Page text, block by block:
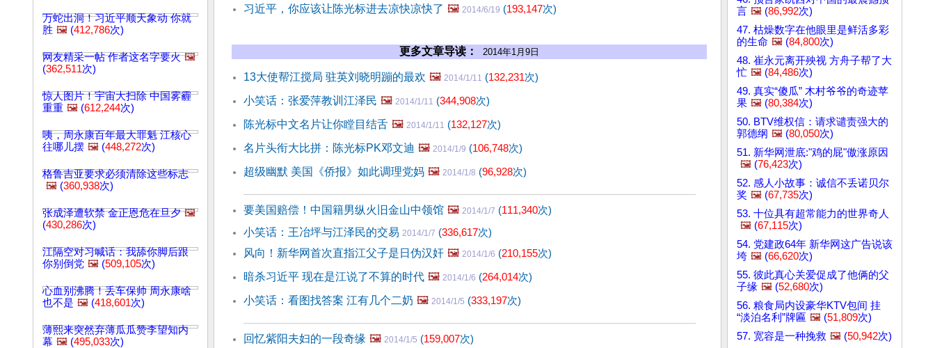
万蛇出洞！习近平顺天象动 你就
胜 🖼️ (412,786次)
网友精采一帖 作者这名字要火 🖼️
(362,511次)
惊人图片！宇宙大扫除 中国雾霾
重重 🖼️ (612,244次)
咦，周永康百年最大罪魁 江核心
往哪儿摆 🖼️ (448,272次)
格鲁吉亚要求必须清除这些标志
🖼️ (360,938次)
张成泽遭软禁 金正恩危在旦夕 🖼️
(430,286次)
江隔空对习喊话：我舔你脚后跟
你别倒党 🖼️ (509,105次)
心血别沸腾！丢车保帅 周永康啥
也不是 🖼️ (418,601次)
薄熙来突然弃薄瓜瓜赞李望知内
幕 🖼️ (495,033次)
习近平，你应该让陈光标进去凉快凉快了 🖼️ 2014/6/19 (193,147次)
更多文章导读： 2014年1月9日
13大使帮江搅局 驻英刘晓明蹦的最欢 🖼️ 2014/1/11 (132,231次)
小笑话：张爱萍教训江泽民 🖼️ 2014/1/11 (344,908次)
陈光标中文名片让你瞠目结舌 🖼️ 2014/1/11 (132,127次)
名片头衔大比拼：陈光标PK邓文迪 🖼️ 2014/1/9 (106,748次)
超级幽默 美国《侨报》如此调理党妈 🖼️ 2014/1/8 (96,928次)
要美国赔偿！中国籍男纵火旧金山中领馆 🖼️ 2014/1/7 (111,340次)
小笑话：王冶坪与江泽民的交易 2014/1/7 (336,617次)
风向！新华网首次直指江父子是日伪汉奸 🖼️ 2014/1/6 (210,155次)
暗杀习近平 现在是江说了不算的时代 🖼️ 2014/1/6 (264,014次)
小笑话：看图找答案 江有几个二奶 🖼️ 2014/1/5 (333,197次)
回忆紫阳夫妇的一段奇缘 🖼️ 2014/1/5 (159,007次)
言 🖼️ (86,992次)
47. 枯燥数字在他眼里是鲜活多彩
的生命 🖼️ (84,800次)
48. 崔永元离开殃视 方舟子帮了大
忙 🖼️ (84,486次)
49. 真实“傻瓜” 木村爷爷的奇迹苹
果 🖼️ (80,384次)
50. BTV维权信：请求谴责强大的
郭德纲 🖼️ (80,050次)
51. 新华网泄底:"鸡的屁"傲涨原因
🖼️ (76,423次)
52. 感人小故事：诚信不丢诺贝尔
奖 🖼️ (67,735次)
53. 十位具有超常能力的世界奇人
🖼️ (67,115次)
54. 党建政64年 新华网这广告说该
垮 🖼️ (66,620次)
55. 彼此真心关爱促成了他俩的父
子缘 🖼️ (52,680次)
56. 粮食局内设豪华KTV包间 挂
“淡泊名利”牌匾 🖼️ (51,809次)
57. 宽容是一种挽救 🖼️ (50,942次)